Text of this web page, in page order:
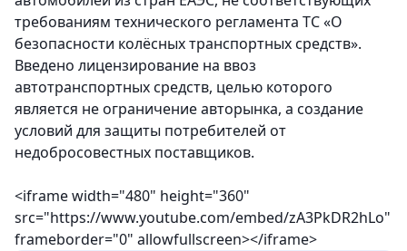
требованиям технического регламента ТС «О
безопасности колёсных транспортных средств».
Введено лицензирование на ввоз
автотранспортных средств, целью которого
является не ограничение авторынка, а создание
условий для защиты потребителей от
недобросовестных поставщиков.
<iframe width="480" height="360"
src="https://www.youtube.com/embed/zA3PkDR2hLo"
frameborder="0" allowfullscreen></iframe>